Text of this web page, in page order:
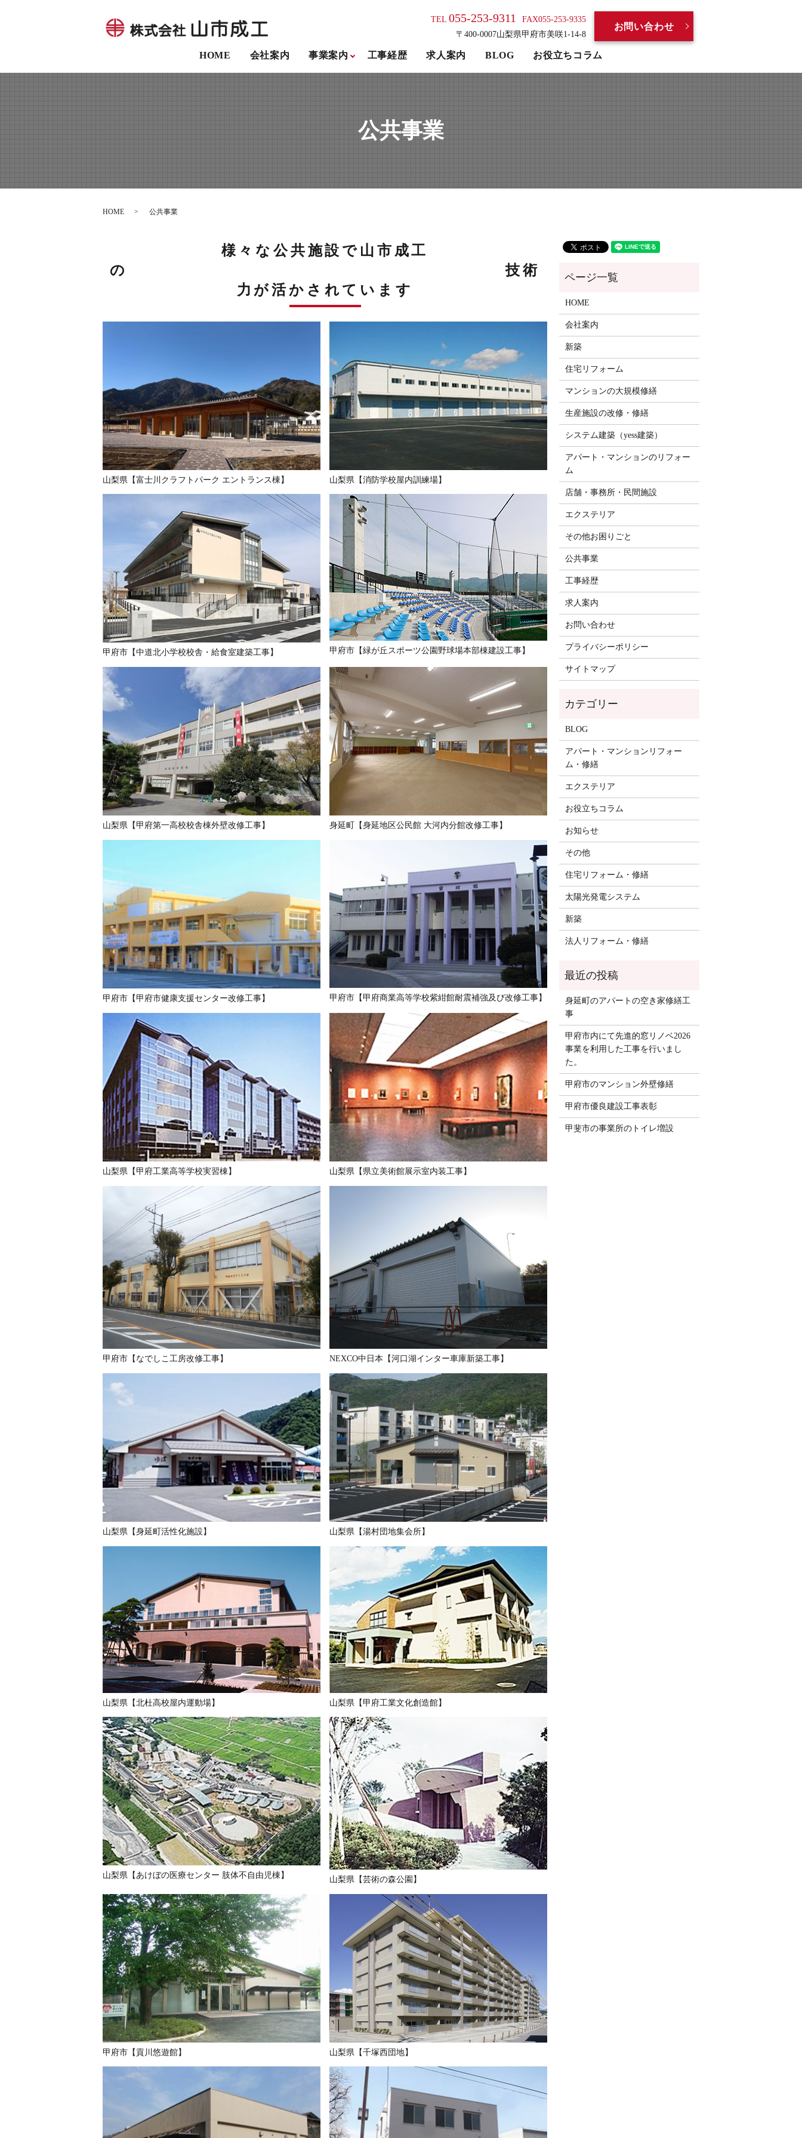
HOME 会社案内 事業案内 工事経歴 求人案内 BLOG お役立ちコラム
TEL055-253-9311
FAX055-253-9335
〒400-0007山梨県甲府市美咲1-14-8
お問い合わせ
公共事業
HOME 公共事業
様々な公共施設で 山市成工
の 技術
力が活かされています
山梨県【富士川クラフトパーク エントランス棟】 山梨県【消防学校屋内訓練場】
甲府市【中道北小学校校舎・給食室建築工事】 甲府市【緑が丘スポーツ公園野球場本部棟建設工事】
山梨県【甲府第一高校校舎棟外壁改修工事】 身延町【身延地区公民館 大河内分館改修工事】
甲府市【甲府市健康支援センター改修工事】 甲府市【甲府商業高等学校紫紺館耐震補強及び改修工事】
山梨県【甲府工業高等学校実習棟】 山梨県【県立美術館展示室内装工事】
甲府市【なでしこ工房改修工事】 NEXCO中日本【河口湖インター車庫新築工事】
山梨県【身延町活性化施設】 山梨県【湯村団地集会所】
山梨県【北杜高校屋内運動場】 山梨県【甲府工業文化創造館】
山梨県【あけぼの医療センター 肢体不自由児棟】 山梨県【芸術の森公園】
甲府市【貢川悠遊館】 山梨県【千塚西団地】
HOME
会社案内
新築
住宅リフォーム
マンションの大規模修繕
生産施設の改修・修繕
システム建築（yess建築）
アパート・マンションのリフォー
ム
店舗・事務所・民間施設
エクステリア
その他お困りごと
公共事業
工事経歴
求人案内
お問い合わせ
プライバシーポリシー
サイトマップ
BLOG
アパート・マンションリフォー
ム・修繕
エクステリア
お役立ちコラム
お知らせ
その他
住宅リフォーム・修繕
太陽光発電システム
新築
法人リフォーム・修繕
身延町のアパートの空き家修繕工
事
甲府市内にて先進的窓リノベ2026
事業を利用した工事を行いまし
た。
甲府市のマンション外壁修繕
甲府市優良建設工事表彰
甲斐市の事業所のトイレ増設